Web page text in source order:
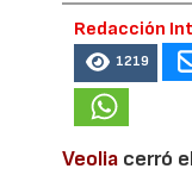
Redacción
1219
Veolia cerró